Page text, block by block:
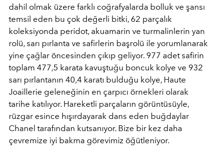
dahil olmak üzere farklı coğrafyalarda bolluk ve şansı
temsil eden bu çok değerli bitki, 62 parçalık
koleksiyonda peridot, akuamarin ve turmalinlerin yan
rolü, sarı pırlanta ve safirlerin başrolü ile yorumlanarak
yine çağlar öncesinden çıkıp geliyor. 977 adet safirin
toplam 477,5 karata kavuştuğu boncuk kolye ve 932
sarı pırlantanın 40,4 karatı bulduğu kolye, Haute
Joaillerie geleneğinin en çarpıcı örnekleri olarak
tarihe katılıyor. Hareketli parçaların görüntüsüyle,
rüzgar esince hışırdayarak dans eden buğdaylar
Chanel tarafından kutsanıyor. Bize bir kez daha
çevremize iyi bakma görevimiz öğütleniyor.